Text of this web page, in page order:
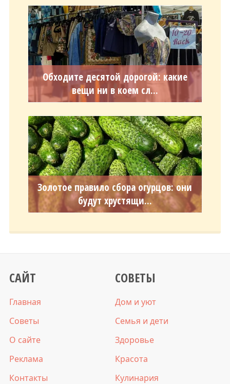
Обходите десятой дорогой: какие
вещи ни в коем сл...
Золотое правило сбора огурцов: они
будут хрустящи...
САЙТ
Главная
Советы
О сайте
Реклама
Контакты
СОВЕТЫ
Дом и уют
Семья и дети
Здоровье
Красота
Кулинария